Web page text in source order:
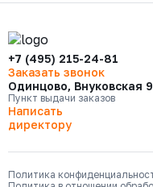
+7 (495) 215-24-81
Заказать звонок
Одинцово, Внуковская
Пункт выдачи заказов
Написать
директору
Политика